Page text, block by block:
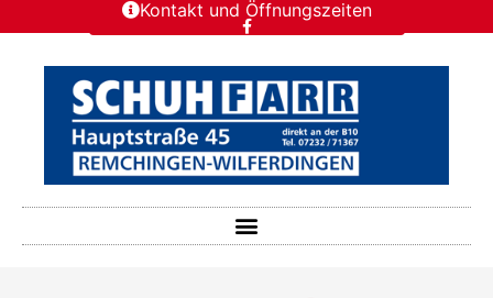
Kontakt und Öffnungszeiten